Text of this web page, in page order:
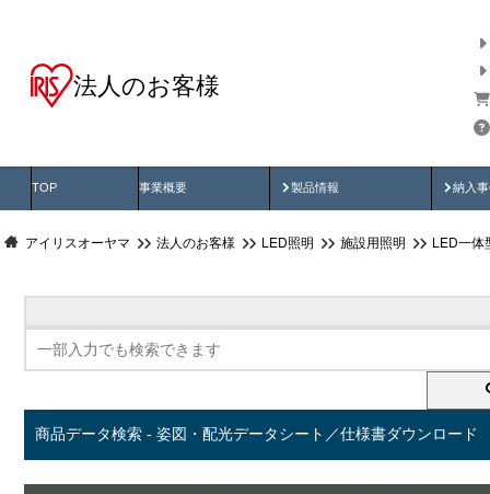
法人のお客様
TOP 事業概要 製品情報
製品動画 納入
納
アイリスオーヤマ 法人のお客様 LED照明 施設用照明 LED一体
商品データ検索 - 姿図・配光データシート／仕様書ダウンロード